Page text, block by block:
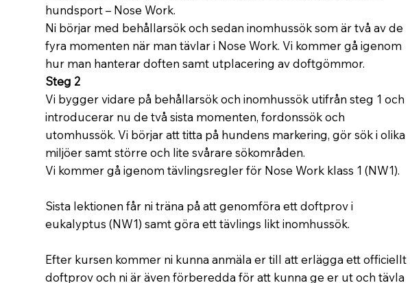
hundsport – Nose Work.
Ni börjar med behållarsök och sedan inomhussök som är två av de
fyra momenten när man tävlar i Nose Work. Vi kommer gå igenom
hur man hanterar doften samt utplacering av doftgömmor.
Steg 2
Vi bygger vidare på behållarsök och inomhussök utifrån steg 1 och
introducerar nu de två sista momenten, fordonssök och
utomhussök. Vi börjar att titta på hundens markering, gör sök i olika
miljöer samt större och lite svårare sökområden.
Vi kommer gå igenom tävlingsregler för Nose Work klass 1 (NW1).
Sista lektionen får ni träna på att genomföra ett doftprov i
eukalyptus (NW1) samt göra ett tävlings likt inomhussök.
Efter kursen kommer ni kunna anmäla er till att erlägga ett officiellt
doftprov och ni är även förberedda för att kunna ge er ut och tävla